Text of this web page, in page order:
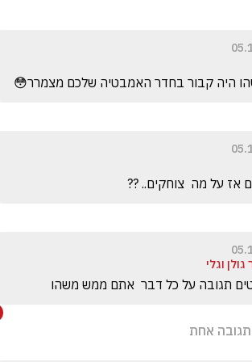
היה קבור בחדר האמבטיה שלכם מצמרר😳
אז על מה  צוחקים.. ??
וגלי
תגובה על כל דבר  אתם ממש משהו
אחת